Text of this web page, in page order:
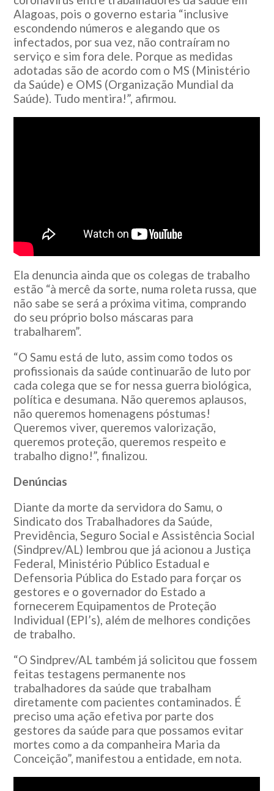
Alagoas, pois o governo estaria “inclusive
escondendo números e alegando que os
infectados, por sua vez, não contraíram no
serviço e sim fora dele. Porque as medidas
adotadas são de acordo com o MS (Ministério
da Saúde) e OMS (Organização Mundial da
Saúde). Tudo mentira!”, afirmou.
Ela denuncia ainda que os colegas de trabalho
estão “à mercê da sorte, numa roleta russa, que
não sabe se será a próxima vitima, comprando
do seu próprio bolso máscaras para
trabalharem”.
“O Samu está de luto, assim como todos os
profissionais da saúde continuarão de luto por
cada colega que se for nessa guerra biológica,
política e desumana. Não queremos aplausos,
não queremos homenagens póstumas!
Queremos viver, queremos valorização,
queremos proteção, queremos respeito e
trabalho digno!”, finalizou.
Denúncias
Diante da morte da servidora do Samu, o
Sindicato dos Trabalhadores da Saúde,
Previdência, Seguro Social e Assistência Social
(Sindprev/AL) lembrou que já acionou a Justiça
Federal, Ministério Público Estadual e
Defensoria Pública do Estado para forçar os
gestores e o governador do Estado a
fornecerem Equipamentos de Proteção
Individual (EPI’s), além de melhores condições
de trabalho.
“O Sindprev/AL também já solicitou que fossem
feitas testagens permanente nos
trabalhadores da saúde que trabalham
diretamente com pacientes contaminados. É
preciso uma ação efetiva por parte dos
gestores da saúde para que possamos evitar
mortes como a da companheira Maria da
Conceição”, manifestou a entidade, em nota.